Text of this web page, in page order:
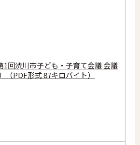
1回渋川市子ども・子育て会議 会議
（PDF形式 87キロバイト）